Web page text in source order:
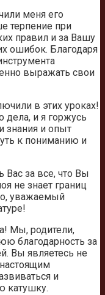
меня его
терпение при
правил и за Вашу
ошибок. Благодаря
выражать свои
в этих уроках!
дела, и я горжусь
знания и опыт
к пониманию и
Вас за все, что Вы
не знает границ
уважаемый
Мы, родители,
благодарность за
Вы являетесь не
и
катушку.